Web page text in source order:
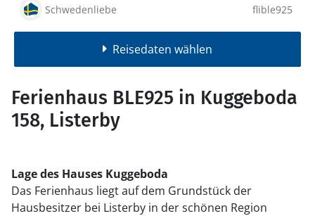
Schwedenliebe flible925
Reisedaten wählen
Ferienhaus BLE925 in Kuggeboda
158, Listerby
Lage des Hauses Kuggeboda
Das Ferienhaus liegt auf dem Grundstück der
Hausbesitzer bei Listerby in der schönen Region